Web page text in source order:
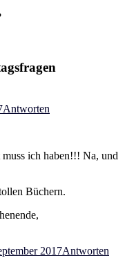
Antworten
ich haben!!! Na, und
Büchern.
2017Antworten